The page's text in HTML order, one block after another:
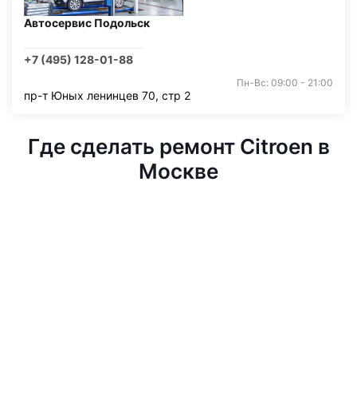
Автосервис Подольск
+7 (495) 128-01-88
Пн-Вс: 09:00 - 21:00
пр-т Юных ленинцев 70, стр 2
Где сделать ремонт Citroen в
Москве